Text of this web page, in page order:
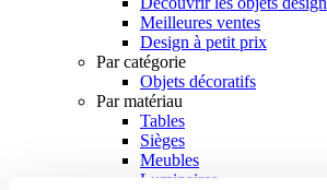
Meilleures ventes
Design à petit prix
Par catégorie
Objets décoratifs
Par matériau
Tables
Sièges
Meubles
Luminaires